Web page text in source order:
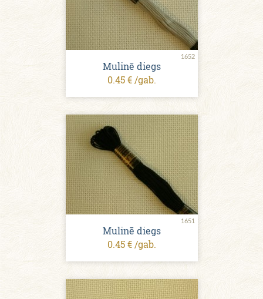
1652
Mulinē diegs
0.45 € /gab.
1651
Mulinē diegs
0.45 € /gab.